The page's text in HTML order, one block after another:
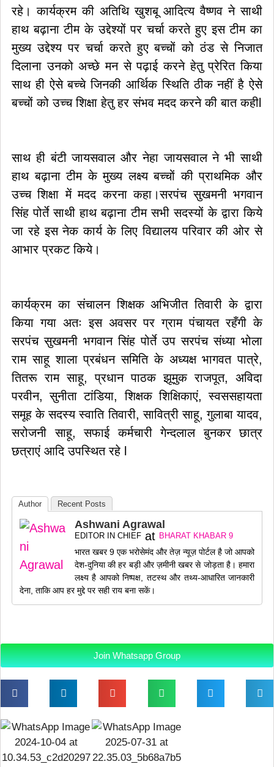
रहे। कार्यक्रम की अतिथि खुशबू आदित्य वैष्णव ने साथी
हाथ बढ़ाना टीम के उद्देश्यों पर चर्चा करते हुए इस टीम का
मुख्य उद्देश्य पर चर्चा करते हुए बच्चों को ठंड से निजात
दिलाना उनको अच्छे मन से पढ़ाई करने हेतु प्रेरित किया
साथ ही ऐसे बच्चे जिनकी आर्थिक स्थिति ठीक नहीं है ऐसे
बच्चों को उच्च शिक्षा हेतु हर संभव मदद करने की बात कहीl
साथ ही बंटी जायसवाल और नेहा जायसवाल ने भी साथी
हाथ बढ़ाना टीम के मुख्य लक्ष्य बच्चों की प्राथमिक और
उच्च शिक्षा में मदद करना कहा।सरपंच सुखमनी भगवान
सिंह पोर्ते साथी हाथ बढ़ाना टीम सभी सदस्यों के द्वारा किये
जा रहे इस नेक कार्य के लिए विद्यालय परिवार की ओर से
आभार प्रकट किये।
कार्यक्रम का संचालन शिक्षक अभिजीत तिवारी के द्वारा
किया गया अतः इस अवसर पर ग्राम पंचायत रहँगी के
सरपंच सुखमनी भगवान सिंह पोर्ते उप सरपंच संध्या भोला
राम साहू शाला प्रबंधन समिति के अध्यक्ष भागवत पात्रे,
तितरू राम साहू, प्रधान पाठक झूमुक राजपूत, अविदा
परवीन, सुनीता टांडिया, शिक्षक शिक्षिकाएं, स्वससहायता
समूह के सदस्य स्वाति तिवारी, सावित्री साहू, गुलाबा यादव,
सरोजनी साहू, सफाई कर्मचारी गेन्दलाल बुनकर छात्र
छत्राएं आदि उपस्थित रहे l
Author Recent Posts
Ashwani Agrawal
EDITOR IN CHIEF at BHARAT KHABAR 9
भारत खबर 9 एक भरोसेमंद और तेज़ न्यूज़ पोर्टल है जो आपको
देश-दुनिया की हर बड़ी और ज़मीनी खबर से जोड़ता है। हमारा
लक्ष्य है आपको निष्पक्ष, तटस्थ और तथ्य-आधारित जानकारी
देना, ताकि आप हर मुद्दे पर सही राय बना सकें।
Join Whatsapp Group